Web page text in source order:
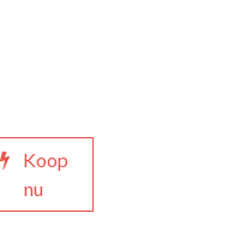
Koop
nu